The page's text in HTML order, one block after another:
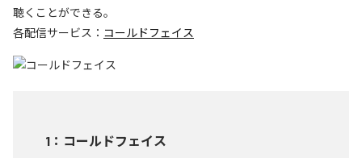
聴くことができる。
各配信サービス： コールドフェイス
1 ： コールドフェイス